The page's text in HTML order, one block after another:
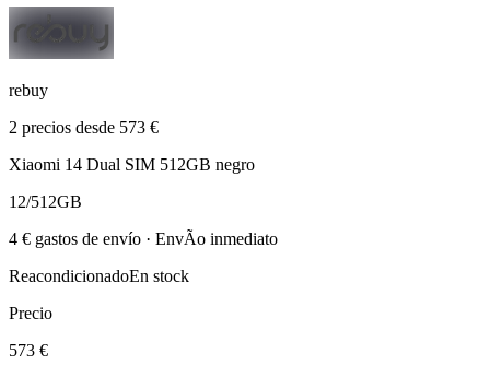
rebuy
2 precios desde 573 €
Xiaomi 14 Dual SIM 512GB negro
12/512GB
4 € gastos de envío · EnvÃ­o inmediato
ReacondicionadoEn stock
Precio
573 €